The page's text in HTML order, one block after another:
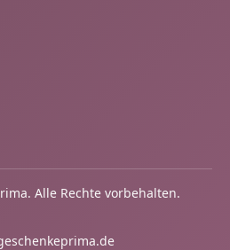
Alle Rechte vorbehalten.